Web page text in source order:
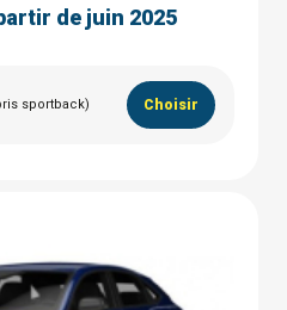
de juin 2025
sportback) Choisir